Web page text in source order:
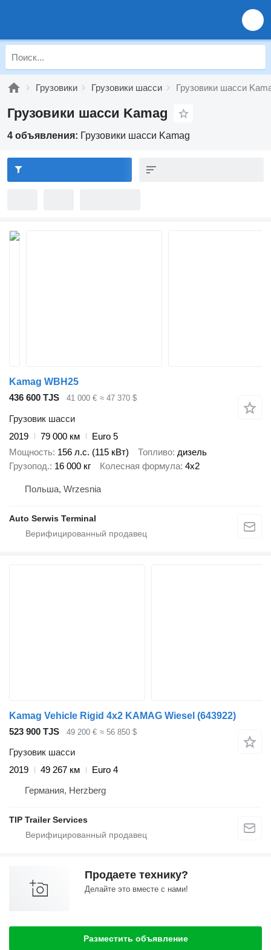
Грузовики Грузовики шасси Грузовики шасси
Грузовики шасси Kamag
4 объявления: Грузовики шасси Kamag
Kamag WBH25
436 600 TJS
41 000 € ≈ 47 370 $
Грузовик шасси
2019
79 000 км
Euro 5
Мощность 156 л.с. (115 кВт) Топливо дизель
Грузопод. 16 000 кг Колесная формула 4x2
Польша, Wrzesnia
Auto Serwis Terminal
Kamag Vehicle Rigid 4x2 KAMAG Wiesel (643922)
523 900 TJS
49 200 € ≈ 56 850 $
Грузовик шасси
2019
49 267 км
Euro 4
Германия, Herzberg
TIP Trailer Services
Продаете технику?
Делайте это вместе с нами!
Разместить объявление